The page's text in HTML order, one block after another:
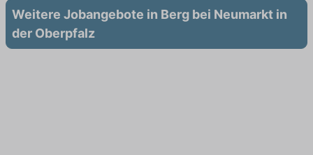
Weitere Jobangebote in Berg bei Neumarkt in
der Oberpfalz